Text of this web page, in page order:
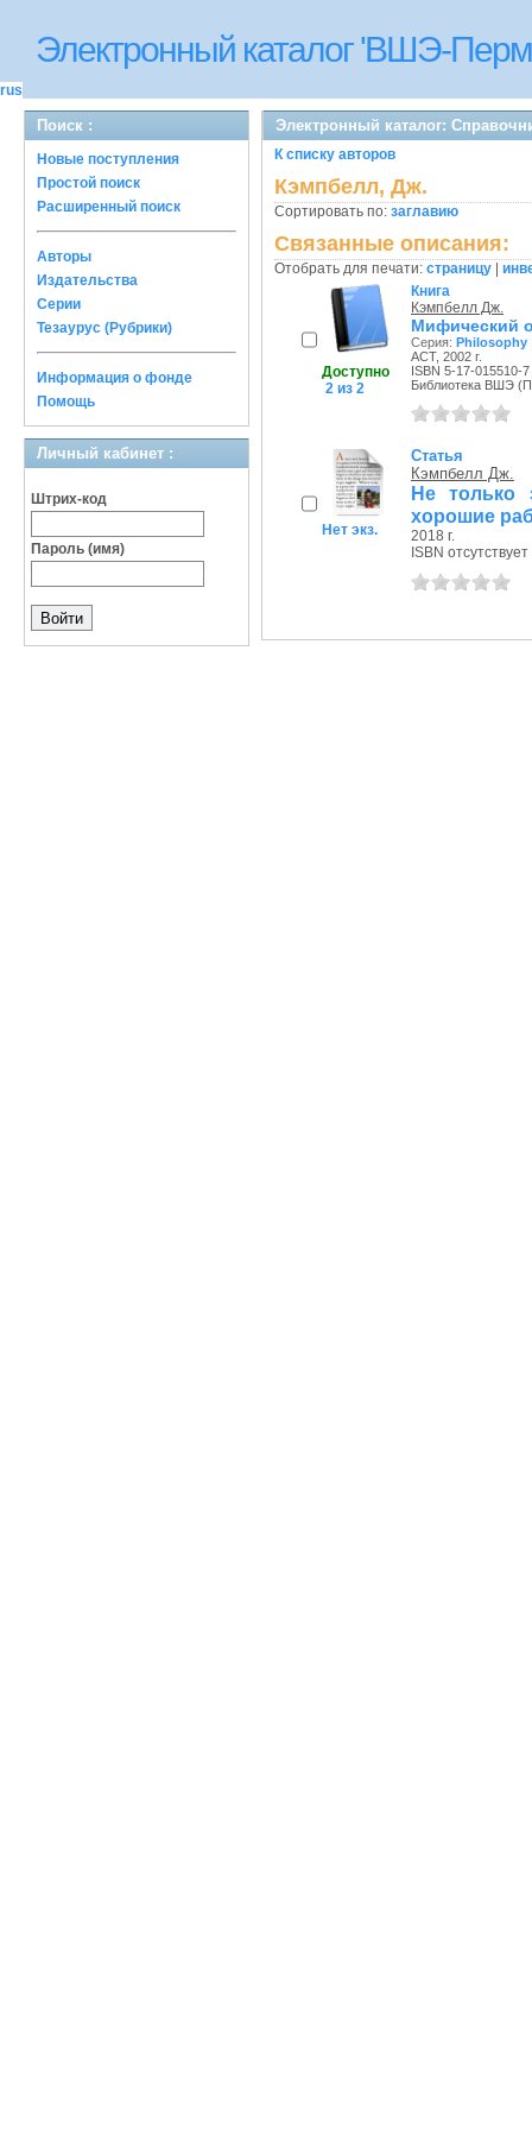
Электронный каталог 'ВШЭ-
rus
Поиск :
Новые поступления
Простой поиск
Расширенный поиск
Авторы
Издательства
Серии
Тезаурус (Рубрики)
Информация о фонде
Помощь
Личный кабинет :
Штрих-код
Пароль (имя)
Электронный каталог:
К списку авторов
Кэмпбелл, Дж.
Сортировать по: заглавию
Связанные описания:
Отобрать для печати: страницу
Доступно
2 из 2
Книга
Кэмпбелл Дж.
Мифический
Серия: Philosophy
АСТ, 2002 г.
ISBN 5-17-015510-7
Библиотека ВШЭ
Нет экз.
Статья
Кэмпбелл Дж.
Не только
хорошие
2018 г.
ISBN отсутствует